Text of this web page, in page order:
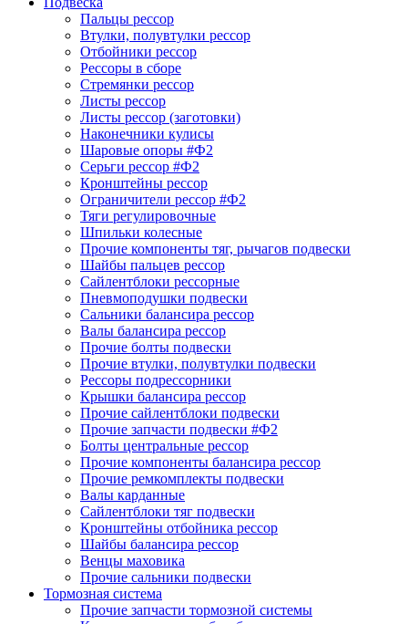
Пальцы рессор
Втулки, полувтулки рессор
Отбойники рессор
Рессоры в сборе
Стремянки рессор
Листы рессор
Листы рессор (заготовки)
Наконечники кулисы
Шаровые опоры #Ф2
Серьги рессор #Ф2
Кронштейны рессор
Ограничители рессор #Ф2
Тяги регулировочные
Шпильки колесные
Прочие компоненты тяг, рычагов подвески
Шайбы пальцев рессор
Сайлентблоки рессорные
Пневмоподушки подвески
Сальники балансира рессор
Валы балансира рессор
Прочие болты подвески
Прочие втулки, полувтулки подвески
Рессоры подрессорники
Крышки балансира рессор
Прочие сайлентблоки подвески
Прочие запчасти подвески #Ф2
Болты центральные рессор
Прочие компоненты балансира рессор
Прочие ремкомплекты подвески
Валы карданные
Сайлентблоки тяг подвески
Кронштейны отбойника рессор
Шайбы балансира рессор
Венцы маховика
Прочие сальники подвески
Тормозная система
Прочие запчасти тормозной системы